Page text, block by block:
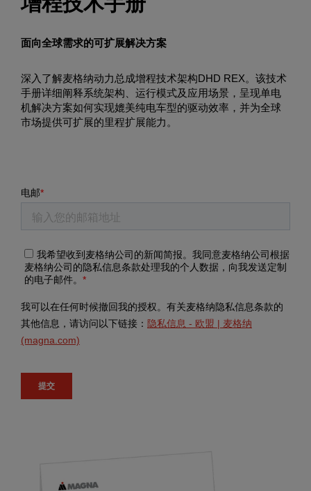
面向全球需求的可扩展解决方案
深入了解麦格纳动力总成增程技术架构DHD REX。该技术
手册详细阐释系统架构、运行模式及应用场景，呈现单电
机解决方案如何实现媲美纯电车型的驱动效率，并为全球
市场提供可扩展的里程扩展能力。